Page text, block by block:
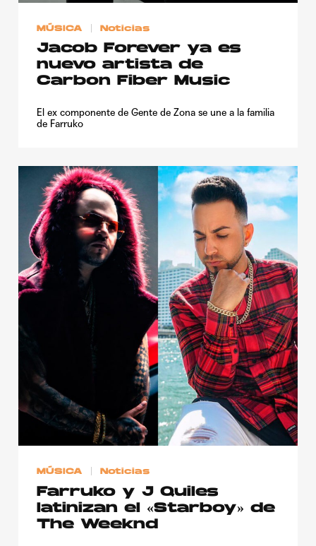
MÚSICA Noticias
Jacob Forever ya es
nuevo artista de
Carbon Fiber Music
El ex componente de Gente de Zona se une a la familia
de Farruko
MÚSICA Noticias
Farruko y J Quiles
latinizan el «Starboy» de
The Weeknd